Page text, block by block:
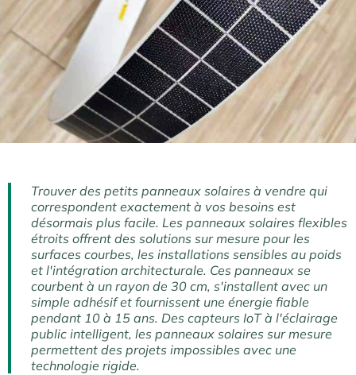
Trouver des petits panneaux solaires à vendre qui
correspondent exactement à vos besoins est
désormais plus facile. Les panneaux solaires flexibles
étroits offrent des solutions sur mesure pour les
surfaces courbes, les installations sensibles au poids
et l'intégration architecturale. Ces panneaux se
courbent à un rayon de 30 cm, s'installent avec un
simple adhésif et fournissent une énergie fiable
pendant 10 à 15 ans. Des capteurs IoT à l'éclairage
public intelligent, les panneaux solaires sur mesure
permettent des projets impossibles avec une
technologie rigide.